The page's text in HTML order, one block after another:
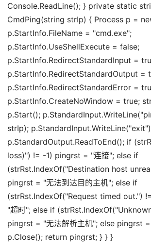
Console.ReadLine(); } private static
CmdPing(string strIp) { Process p =
p.StartInfo.FileName = "cmd.exe";
p.StartInfo.UseShellExecute = false;
p.StartInfo.RedirectStandardInput =
p.StartInfo.RedirectStandardOutput =
p.StartInfo.RedirectStandardError =
p.StartInfo.CreateNoWindow = true;
p.Start();
strIp);
p.StandardOutput.ReadToEnd(); if
loss)") != -1) pingrst = "连接"; else if
(strRst.IndexOf("Destination host
pingrst = "无法到达目的主机"; else if
(strRst.IndexOf("Request timed out.")
"超时"; else if
pingrst = "无法解析主机"; else pingrst
p.Close(); return pingrst; } } }